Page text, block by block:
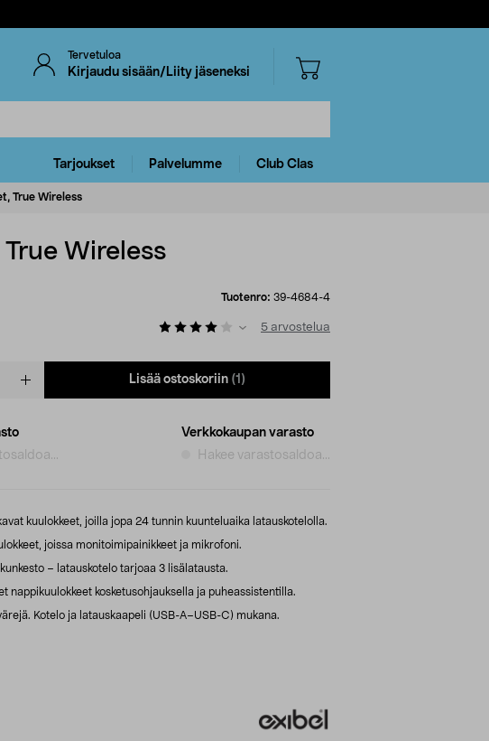
Tervetuloa
Kirjaudu sisään/Liity jäseneksi
Tarjoukset Palvelumme Club Clas
True Wireless
Wireless
Tuotenro: 39-4684-4
5 arvostelua
Lisää ostoskoriin (1)
Verkkokaupan varasto
Hakee varastosaldoa...
kuulokkeet, joilla jopa 24 tunnin kuunteluaika latauskotelolla.
joissa monitoimipainikkeet ja mikrofoni.
– latauskotelo tarjoaa 3 lisälatausta.
nappikuulokkeet kosketusohjauksella ja puheassistentilla.
Kotelo ja latauskaapeli (USB-A–USB-C) mukana.